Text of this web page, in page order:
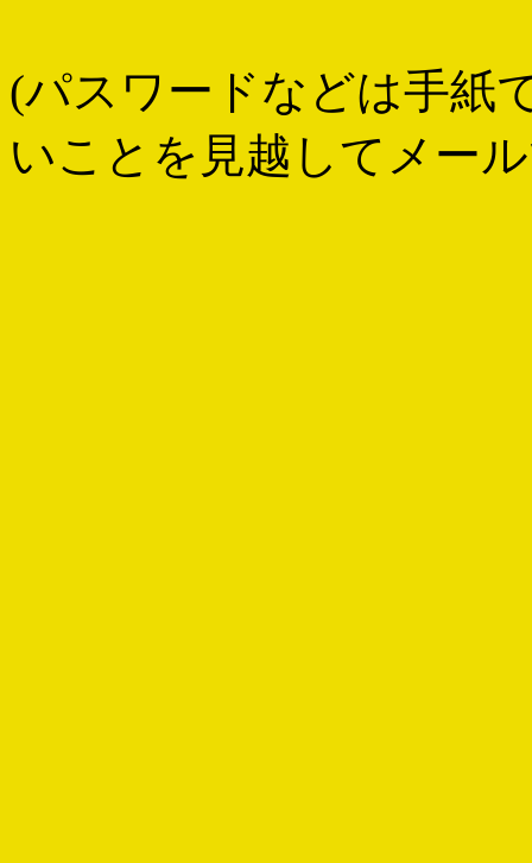
(パスワードなどは手紙
いことを見越してメー